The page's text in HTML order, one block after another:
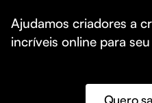
Ajudamos criadores a
incríveis online para
Quero